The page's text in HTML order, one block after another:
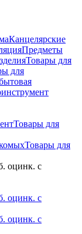
Канцелярские
Предметы
Товары для
для
Товары для
Товары для
оцинк. с